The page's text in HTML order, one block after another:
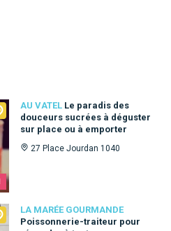
AU VATEL Le paradis des
douceurs sucrées à déguster
sur place ou à emporter
27 Place Jourdan 1040
LA MARÉE GOURMANDE
Poissonnerie-traiteur pour